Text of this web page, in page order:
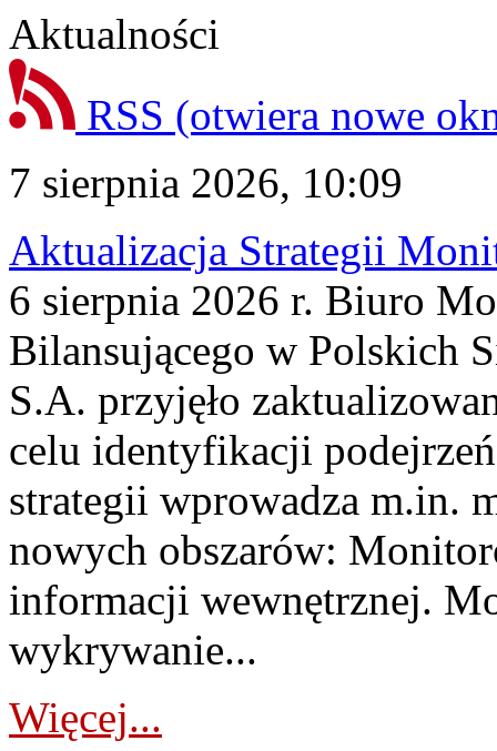
Aktualności
RSS (otwiera nowe
7 sierpnia 2026, 10:09
Aktualizacja Strategii
6 sierpnia 2026 r. Biuro
Bilansującego w Polskich
S.A. przyjęło
celu identyfikacji
strategii wprowadza m.in.
nowych obszarów:
informacji wewnętrznej.
wykrywanie...
Więcej...